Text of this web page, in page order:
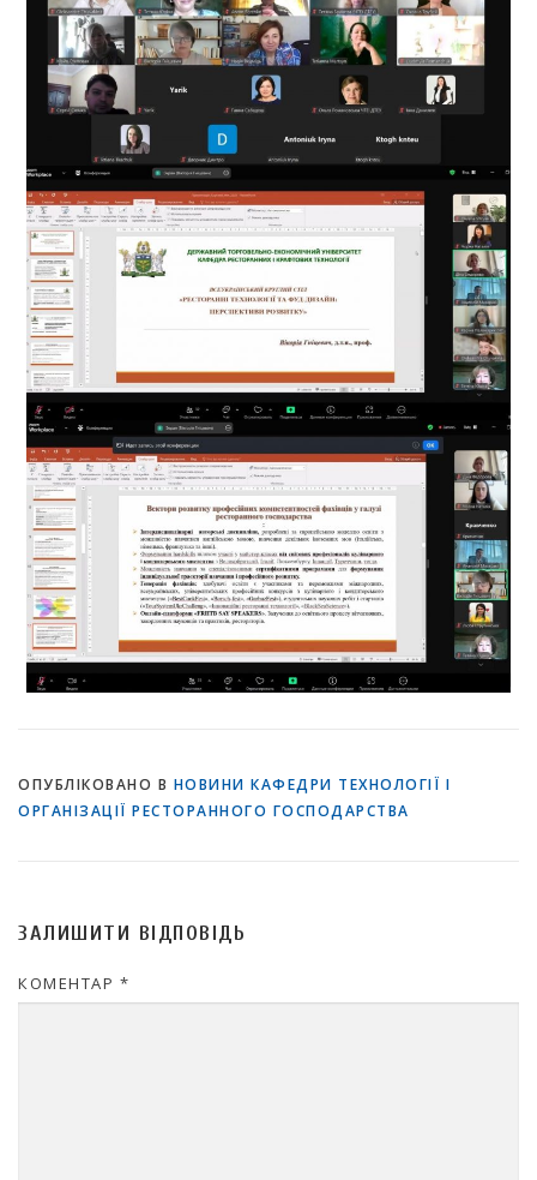
ОПУБЛІКОВАНО В НОВИНИ КАФЕДРИ ТЕХНОЛОГІЇ І
ОРГАНІЗАЦІЇ РЕСТОРАННОГО ГОСПОДАРСТВА
ЗАЛИШИТИ ВІДПОВІДЬ
КОМЕНТАР *